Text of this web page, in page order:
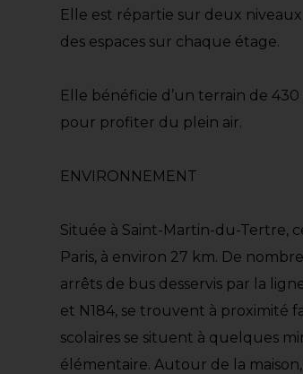
Elle est répartie sur deux
des espaces sur chaque étage.
Elle bénéficie d’un terrain de
pour profiter du plein air.
ENVIRONNEMENT
Située à Saint-Martin-du-Tertre,
Paris, à environ 27 km. De
arrêts de bus desservis par la
et N184, se trouvent à proximité
scolaires se situent à quelques
élémentaire. Autour de la